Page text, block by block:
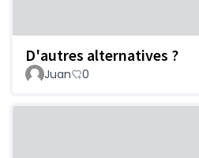
D'autres alternatives ?
Juan 0